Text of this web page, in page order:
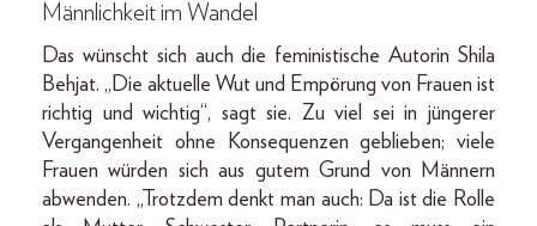
Männlichkeit im Wandel
Das wünscht sich auch die feministische Autorin Shila
Behjat. „Die aktuelle Wut und Empörung von Frauen ist
richtig und wichtig“, sagt sie. Zu viel sei in jüngerer
Vergangenheit ohne Konsequenzen geblieben; viele
Frauen würden sich aus gutem Grund von Männern
abwenden. „Trotzdem denkt man auch: Da ist die Rolle